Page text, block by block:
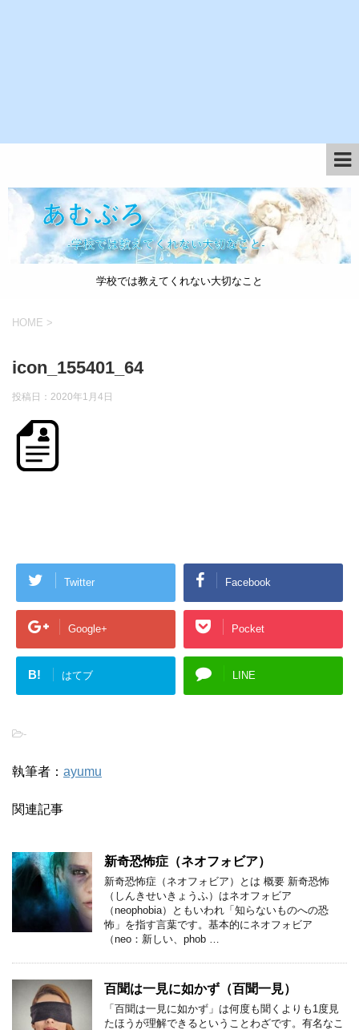
学校では教えてくれない大切なこと
HOME >
icon_155401_64
投稿日： 2020年1月4日
Twitter Facebook
Google+ Pocket
B! はてブ LINE
-
執筆者： ayumu
関連記事
新奇恐怖症（ネオフォビア）
新奇恐怖症（ネオフォビア）とは 概要 新奇恐怖
（しんきせいきょうふ）はネオフォビア
（neophobia）ともいわれ「知らないものへの恐
怖」を指す言葉です。基本的にネオフォビア
（neo：新しい、phob …
百聞は一見に如かず（百聞一見）
「百聞は一見に如かず」は何度も聞くよりも1度見
たほうが理解できるということわざです。有名なこ